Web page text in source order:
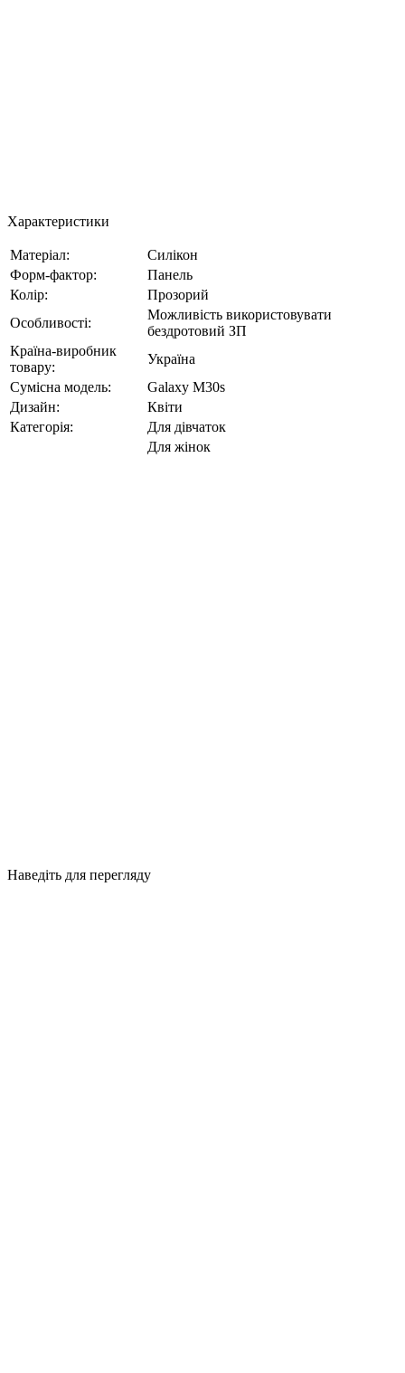
Характеристики
Матеріал:
Силікон
Форм-фактор:
Панель
Колір:
Прозорий
Особливості:
Можливість використовувати
бездротовий ЗП
Країна-виробник
товару:
Україна
Сумісна модель:
Galaxy M30s
Дизайн:
Квіти
Категорія:
Для дівчаток
Для жінок
Наведіть для перегляду